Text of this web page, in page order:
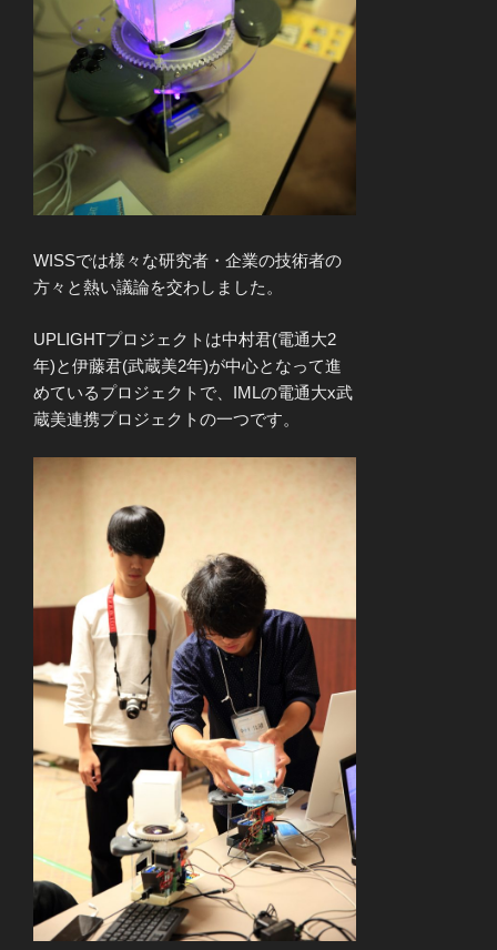
WISSでは様々な研究者・企業の技術者の
方々と熱い議論を交わしました。
UPLIGHTプロジェクトは中村君(電通大2
年)と伊藤君(武蔵美2年)が中心となって進
めているプロジェクトで、IMLの電通大x武
蔵美連携プロジェクトの一つです。